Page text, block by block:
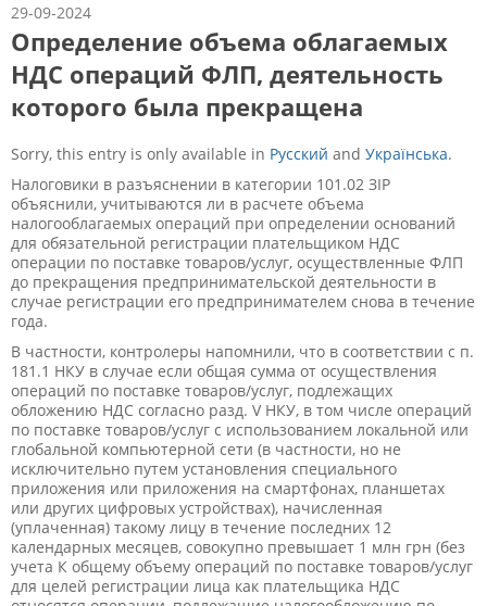
29-09-2024
Определение объема облагаемых
НДС операций ФЛП, деятельность
которого была прекращена
Sorry, this entry is only available in Русский and Українська.
Налоговики в разъяснении в категории 101.02 ЗІР
объяснили, учитываются ли в расчете объема
налогооблагаемых операций при определении оснований
для обязательной регистрации плательщиком НДС
операции по поставке товаров/услуг, осуществленные ФЛП
до прекращения предпринимательской деятельности в
случае регистрации его предпринимателем снова в течение
года.
В частности, контролеры напомнили, что в соответствии с п.
181.1 НКУ в случае если общая сумма от осуществления
операций по поставке товаров/услуг, подлежащих
обложению НДС согласно разд. V НКУ, в том числе операций
по поставке товаров/услуг с использованием локальной или
глобальной компьютерной сети (в частности, но не
исключительно путем установления специального
приложения или приложения на смартфонах, планшетах
или других цифровых устройствах), начисленная
(уплаченная) такому лицу в течение последних 12
календарных месяцев, совокупно превышает 1 млн грн (без
учета К общему объему операций по поставке товаров/услуг
для целей регистрации лица как плательщика НДС